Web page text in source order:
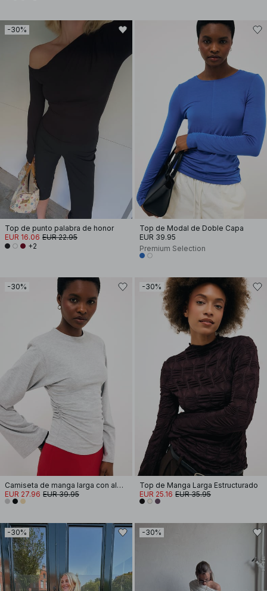
-30%
Top de punto palabra de honor
EUR 16.06 EUR 22.95
+2
Top de Modal de Doble Capa
EUR 39.95
Premium Selection
-30%
Camiseta de manga larga con almohadilla de hombro de algodón suave
EUR 27.96 EUR 39.95
-30%
Top de Manga Larga Estructurado
EUR 25.16 EUR 35.95
-30% -30%